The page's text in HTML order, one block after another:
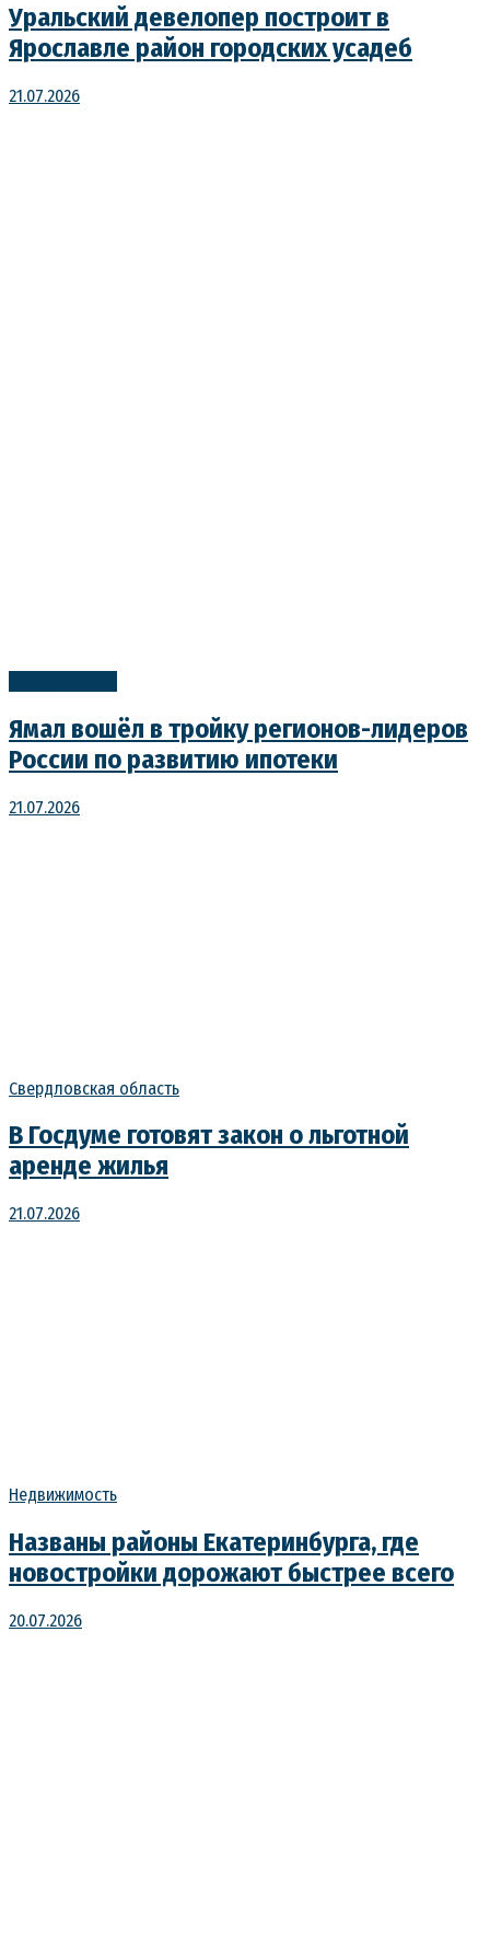
Уральский девелопер построит в
Ярославле район городских усадеб
21.07.2026
Ямал вошёл в тройку регионов-лидеров
России по развитию ипотеки
21.07.2026
Свердловская область
В Госдуме готовят закон о льготной
аренде жилья
21.07.2026
Недвижимость
Названы районы Екатеринбурга, где
новостройки дорожают быстрее всего
20.07.2026